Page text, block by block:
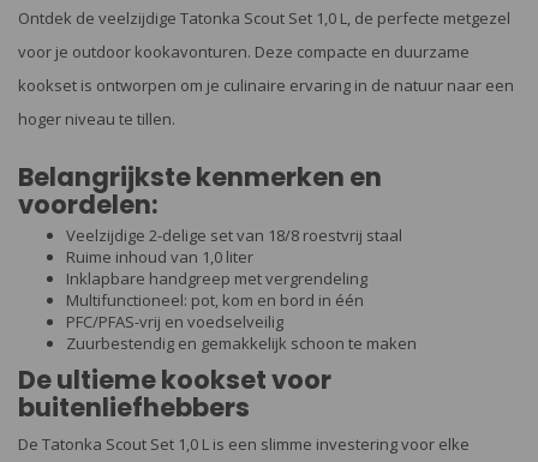
Ontdek de veelzijdige Tatonka Scout Set 1,0 L, de perfecte metgezel
voor je outdoor kookavonturen. Deze compacte en duurzame
kookset is ontworpen om je culinaire ervaring in de natuur naar een
hoger niveau te tillen.
Belangrijkste kenmerken en
voordelen:
Veelzijdige 2-delige set van 18/8 roestvrij staal
Ruime inhoud van 1,0 liter
Inklapbare handgreep met vergrendeling
Multifunctioneel: pot, kom en bord in één
PFC/PFAS-vrij en voedselveilig
Zuurbestendig en gemakkelijk schoon te maken
De ultieme kookset voor
buitenliefhebbers
De Tatonka Scout Set 1,0 L is een slimme investering voor elke